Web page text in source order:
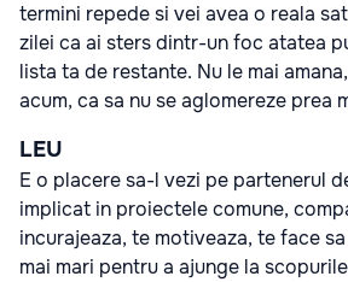
termini repede si vei avea o reala
zilei ca ai sters dintr-un foc atatea
lista ta de restante. Nu le mai
acum, ca sa nu se aglomereze prea
LEU
E o placere sa-l vezi pe partenerul
implicat in proiectele comune,
incurajeaza, te motiveaza, te face
mai mari pentru a ajunge la